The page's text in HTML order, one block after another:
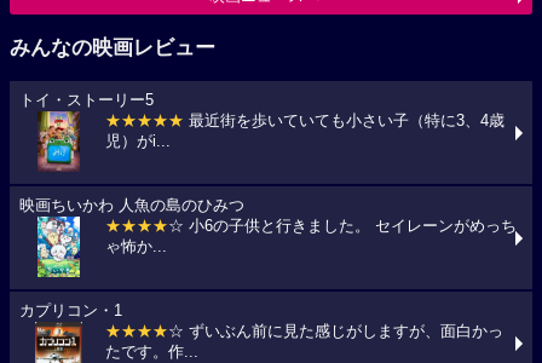
みんなの映画レビュー
トイ・ストーリー5
★★★★★ 最近街を歩いていても小さい子（特に3、4歳
児）がi...
映画ちいかわ 人魚の島のひみつ
★★★★☆ 小6の子供と行きました。 セイレーンがめっち
ゃ怖か...
カプリコン・1
★★★★☆ ずいぶん前に見た感じがしますが、面白かっ
たです。作...